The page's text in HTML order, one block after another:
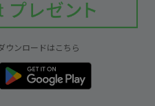
ウンロードはこちら